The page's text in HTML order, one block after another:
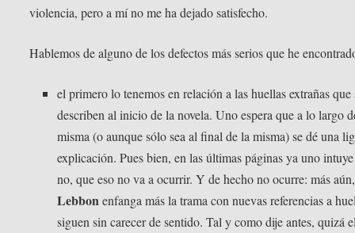
violencia, pero a mí no me ha dejado satisfecho.
Hablemos de alguno de los defectos más serios que he
el primero lo tenemos en relación a las huellas extrañas que
describen al inicio de la novela. Uno espera que a lo largo
misma (o aunque sólo sea al final de la misma) se dé una
explicación. Pues bien, en las últimas páginas ya uno
no, que eso no va a ocurrir. Y de hecho no ocurre: más aún,
Lebbon enfanga más la trama con nuevas referencias a
siguen sin carecer de sentido. Tal y como dije antes, quizá